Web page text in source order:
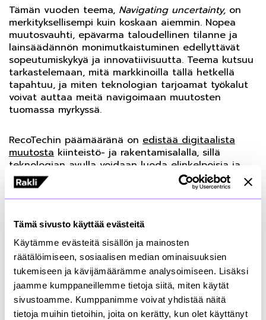
Tämä sivusto käyttää evästeitä
Käytämme evästeitä sisällön ja mainosten
räätälöimiseen, sosiaalisen median ominaisuuksien
tukemiseen ja kävijämäärämme analysoimiseen. Lisäksi
jaamme kumppaneillemme tietoja siitä, miten käytät
sivustoamme. Kumppanimme voivat yhdistää näitä
tietoja muihin tietoihin, joita on kerätty, kun olet käyttänyt
Tämän vuoden teema, Navigating uncertainty, on
merkityksellisempi kuin koskaan aiemmin. Nopea
muutosvauhti, epävarma taloudellinen tilanne ja
lainsäädännön monimutkaistuminen edellyttävät
sopeutumiskykyä ja innovatiivisuutta. Teema kutsuu
tarkastelemaan, mitä markkinoilla tällä hetkellä
tapahtuu, ja miten teknologian tarjoamat työkalut
voivat auttaa meitä navigoimaan muutosten
tuomassa myrkyssä.
RecoTechin päämääränä on edistää digitaalista
muutosta kiinteistö- ja rakentamisalalla, sillä
teknologian avulla voidaan luoda elinkelpoisia ja
kestäviä kaupunkiympäristöjä. RecoTech tarjoaa
mahdollisuuden tutustua kiinteistö- ja
rakennusteknologian uusimpiin innovaatioihin,
verkostoitua rakennetun ympäristön ammattilaisten,
sijoittajien sekä PropTech-startupien ja -
kasvuyritysten kanssa.
Nyt sinulla on mahdollisuuslähteä mukaan
partneriksija olla mukana rakentamassa
tulevaisuuden kiinteistöalaa. Tervetuloa mukaan!